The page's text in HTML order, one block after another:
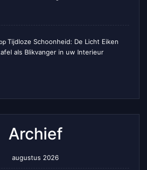
Tijdloze Schoonheid: De Licht Eiken
als Blikvanger in uw Interieur
Archief
augustus 2026